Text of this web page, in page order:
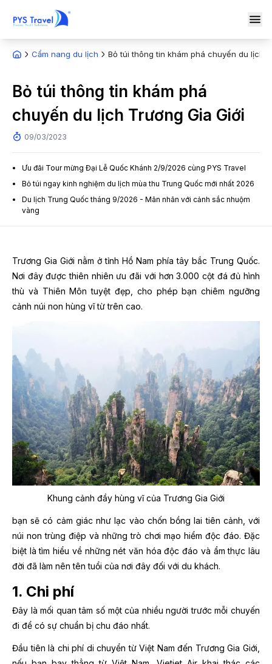
Cẩm nang du lịch Bỏ túi thông tin khám phá chuyến du lịch
Bỏ túi thông tin khám phá
chuyến du lịch Trương Gia Giới
09/03/2023
Ưu đãi Tour mừng Đại Lễ Quốc Khánh 2/9/2026 cùng PYS Travel
Bỏ túi ngay kinh nghiệm du lịch mùa thu Trung Quốc mới nhất 2026
Du lịch Trung Quốc tháng 9/2026 - Mãn nhãn với cảnh sắc nhuộm
vàng
Trương Gia Giới nằm ở tỉnh Hồ Nam phía tây bắc Trung Quốc.
Nơi đây được thiên nhiên ưu đãi với hơn 3.000 cột đá đủ hình
thù và Thiên Môn tuyệt đẹp, cho phép bạn chiêm ngưỡng
cảnh núi non hùng vĩ từ trên cao.
Khung cảnh đầy hùng vĩ của Trương Gia Giới
bạn sẽ có cảm giác như lạc vào chốn bồng lai tiên cảnh, với
núi non trùng điệp và những trò chơi mạo hiểm độc đáo. Đặc
biệt là tìm hiểu về những nét văn hóa độc đáo và ẩm thực lâu
đời đã làm nên tên tuổi của nơi đây đối với du khách.
1. Chi phí
Đây là mối quan tâm số một của nhiều người trước mỗi chuyến
đi để có sự chuẩn bị chu đáo nhất.
Đầu tiên là chi phí di chuyển từ Việt Nam đến Trương Gia Giới,